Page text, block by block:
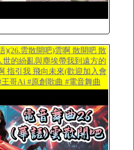
)(26.雲散開吧)雲啊 散開吧 散
世的紛亂與塵埃帶我到遠方的
指引我 飛向未來(歡迎加入會
哥Ai #原創歌曲 #電音舞曲